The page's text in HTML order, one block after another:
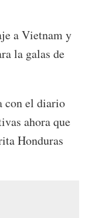
a Vietnam y
la galas de
con el diario
ahora que
Honduras